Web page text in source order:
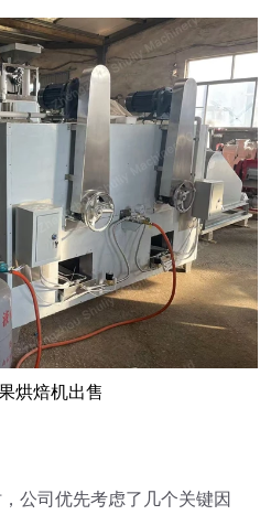
烘焙机出售
公司优先考虑了几个关键因